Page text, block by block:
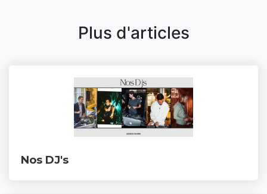
Plus d'articles
Nos DJ's